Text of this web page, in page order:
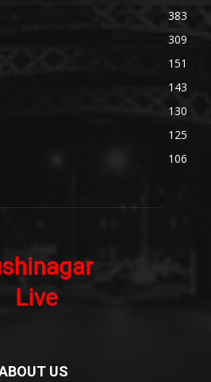
383
309
151
143
130
125
106
US